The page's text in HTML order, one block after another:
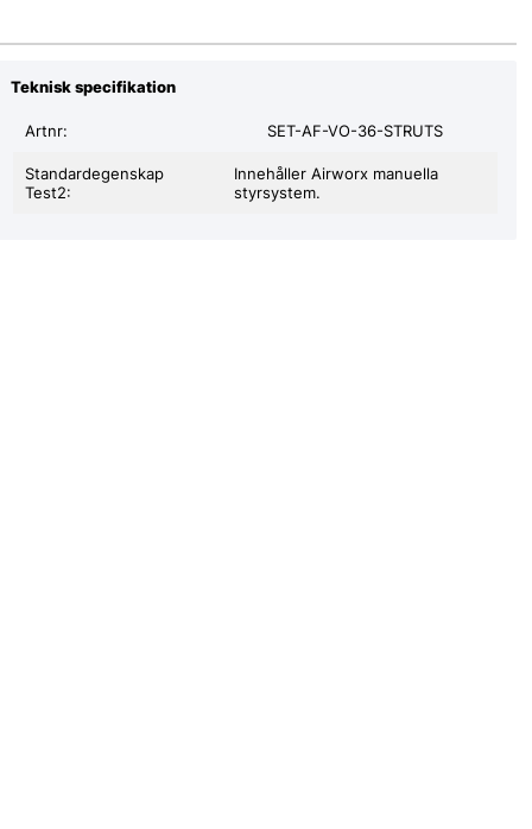
Teknisk specifikation
Standardegenskap
Test2:
Innehåller Airworx manuella
styrsystem.
Artnr: SET-AF-VO-36-STRUTS